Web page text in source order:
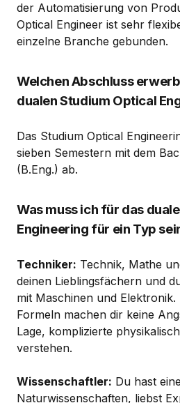
der Automatisierung von
Optical Engineer ist sehr
einzelne Branche gebunden.
Welchen Abschluss
dualen Studium Optical
Das Studium Optical
sieben Semestern mit dem
(B.Eng.) ab.
Was muss ich für das
Engineering für ein Typ
Techniker: Technik, Mathe
deinen Lieblingsfächern und
mit Maschinen und Elektronik.
Formeln machen dir keine
Lage, komplizierte
verstehen.
Wissenschaftler: Du hast
Naturwissenschaften, liebst